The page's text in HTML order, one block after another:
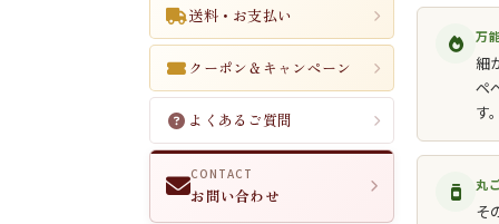
送料・お支払い
クーポン＆キャンペーン
よくあるご質問
CONTACT
お問い合わせ
万
細
ペ
す
丸
そ